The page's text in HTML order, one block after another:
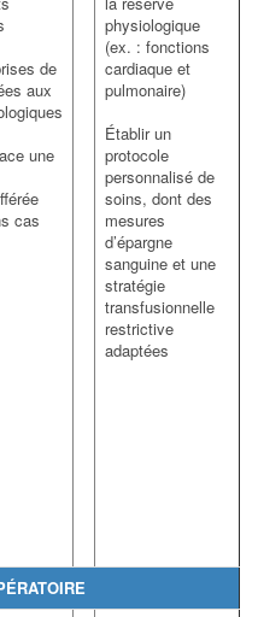
de
aux
une
cas
physiologique
(ex. : fonctions
cardiaque et
pulmonaire)
Établir un
protocole
personnalisé de
soins, dont des
mesures
d’épargne
sanguine et une
stratégie
transfusionnelle
restrictive
adaptées